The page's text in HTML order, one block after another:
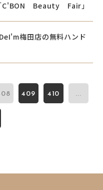
Beauty Fair」
梅田店の無料ハンド
409 410 ...